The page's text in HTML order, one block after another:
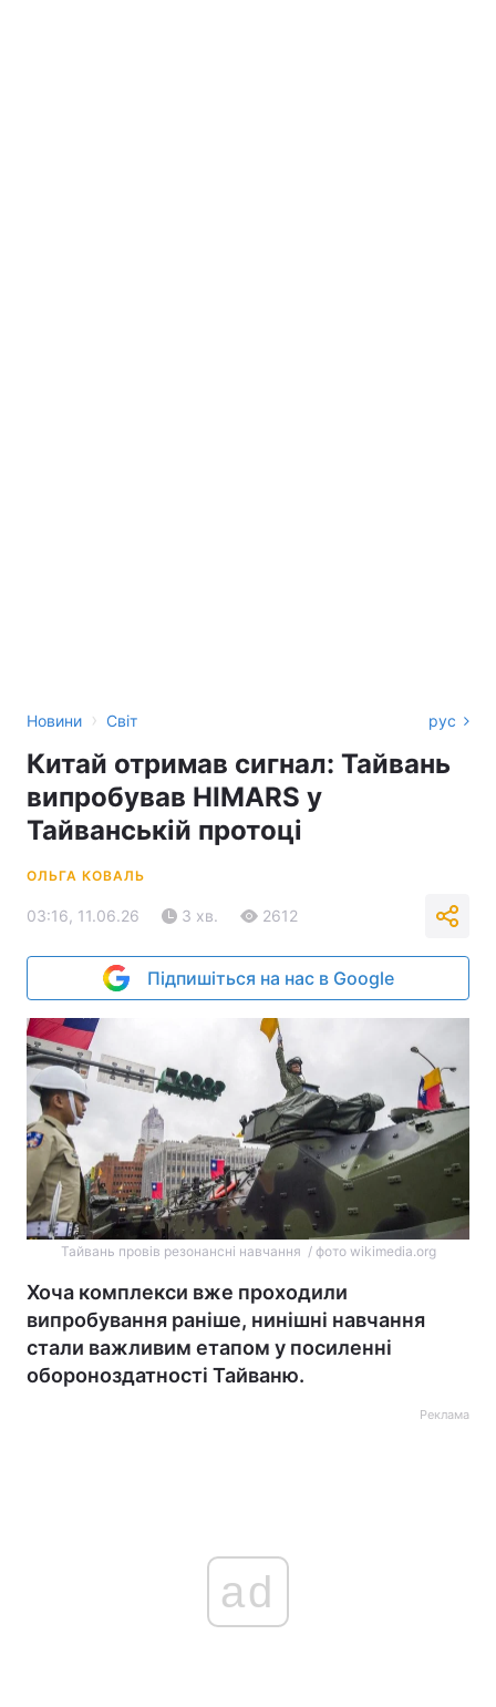
Новини › Світ рус
Китай отримав сигнал: Тайвань
випробував HIMARS у
Тайванській протоці
ОЛЬГА КОВАЛЬ
03:16, 11.06.26 3 хв. 2612
Підпишіться на нас в Google
Тайвань провів резонансні навчання / фото wikimedia.org
Хоча комплекси вже проходили
випробування раніше, нинішні навчання
стали важливим етапом у посиленні
обороноздатності Тайваню.
Реклама
ad